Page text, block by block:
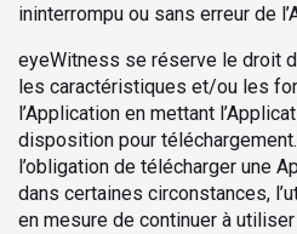
ininterrompu ou sans erreur de
eyeWitness se réserve le droit
les caractéristiques et/ou les
l’Application en mettant
disposition pour téléchargement.
l’obligation de télécharger une
dans certaines circonstances,
en mesure de continuer à utiliser